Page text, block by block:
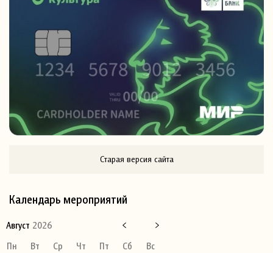
Старая версия сайта
Календарь мероприятий
Август 2026
Пн
Вт Ср Чт Пт Сб
Вс